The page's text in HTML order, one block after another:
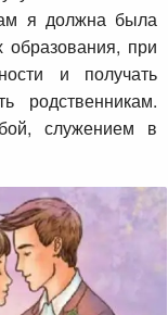
я должна была
при
и получать
родственникам.
служением в